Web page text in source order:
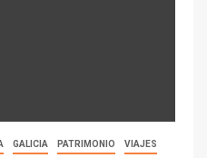
GALICIA PATRIMONIO VIAJES